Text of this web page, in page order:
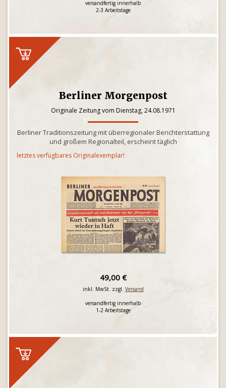
versandfertig innerhalb
2-3 Arbeitstage
Berliner Morgenpost
Originale Zeitung vom Dienstag, 24.08.1971
Berliner Traditionszeitung mit überregionaler Berichterstattung
und großem Regionalteil, erscheint täglich
letztes verfügbares Originalexemplar!
49,00 €
inkl. MwSt. zzgl. Versand
versandfertig innerhalb
1-2 Arbeitstage